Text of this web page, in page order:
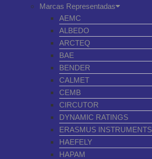
Marcas Representadas
AEMC
ALBEDO
ARCTEQ
BAE
BENDER
CALMET
CEMB
CIRCUTOR
DYNAMIC RATINGS
ERASMUS INSTRUMENTS
HAEFELY
HAPAM